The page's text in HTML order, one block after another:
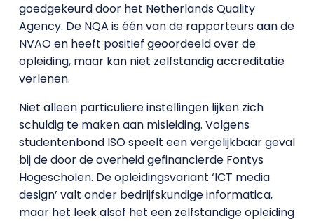
goedgekeurd door het Netherlands Quality
Agency. De NQA is één van de rapporteurs aan de
NVAO en heeft positief geoordeeld over de
opleiding, maar kan niet zelfstandig accreditatie
verlenen.
Niet alleen particuliere instellingen lijken zich
schuldig te maken aan misleiding. Volgens
studentenbond ISO speelt een vergelijkbaar geval
bij de door de overheid gefinancierde Fontys
Hogescholen. De opleidingsvariant ‘ICT media
design’ valt onder bedrijfskundige informatica,
maar het leek alsof het een zelfstandige opleiding